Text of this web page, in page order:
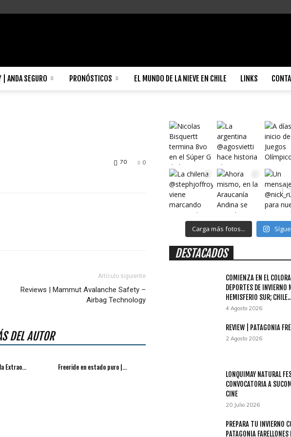
| ANDA SEGURO PRONÓSTICOS EL MUNDO DE LA NIEVE EN CHILE LINKS
0
70
Artículo siguiente
Reviews | Mammut Avalanche Safety –
Airbag Technology
DEL AUTOR
Extrao... Freeride en estado puro |...
Carga más fotos...
DESTACADOS
COMIENZA EN EL
DEPORTES DE
HEMISFERIO SUR;
4 Agosto 2026
REVIEW | PATAGONIA
2 Agosto 2026
LONQUIMAY NATURAL
CONVOCATORIA A
CINE
20 Julio 2026
PREPARA TU INVIERNO
PATAGONIA